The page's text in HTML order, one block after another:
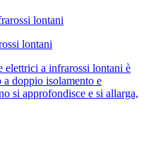
lontani
elettrici a infrarossi lontani è
doppio isolamento e
si approfondisce e si allarga,